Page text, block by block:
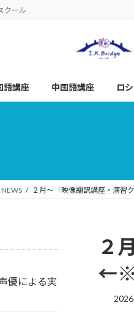
クール
語講座 中国語講座 ロ
NEWS ２月～「映像翻訳講座・演
２
←※
優による実